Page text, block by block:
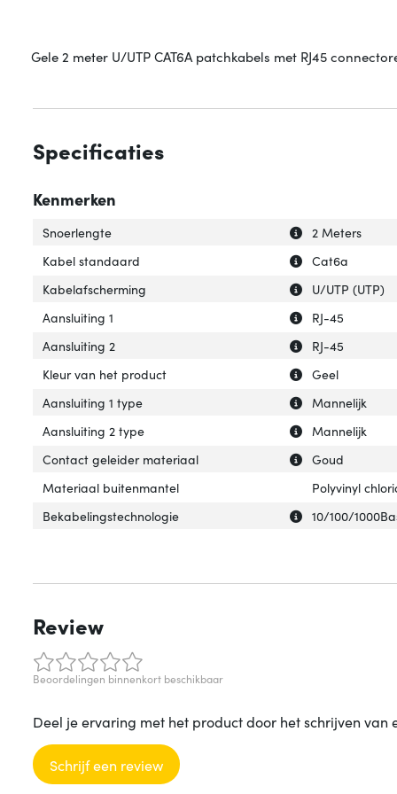
Gele 2 meter U/UTP CAT6A patchkabels met RJ45
Specificaties
Kenmerken
Uitleg over
Verberg uitleg
Snoerlengte
2 Meters
Uitleg over
Verberg uitleg
Kabel standaard
Cat6a
Uitleg over
Verberg uitleg
Kabelafscherming
U/UTP (UTP)
Uitleg over
Verberg uitleg
Aansluiting 1
RJ-45
Uitleg over
Verberg uitleg
Aansluiting 2
RJ-45
Uitleg over
Verberg uitleg
Kleur van het product
Geel
Uitleg over
Verberg uitleg
Aansluiting 1 type
Mannelijk
Uitleg over
Verberg uitleg
Aansluiting 2 type
Mannelijk
Uitleg over
Verberg uitleg
Contact geleider materiaal
Goud
Materiaal buitenmantel
Polyvinyl
Uitleg over
Verberg uitleg
Bekabelingstechnologie 10/100/
Review
Beoordelingen binnenkort beschikbaar
Deel je ervaring met het product door het schrijven van
Schrijf een review